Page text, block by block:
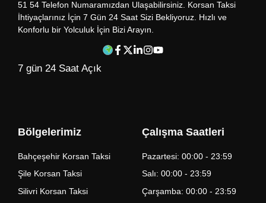
51 54 Telefon Numaramızdan Ulaşabilirsiniz. Korsan Taksi
İhtiyaçlarınız İçin 7 Gün 24 Saat Sizi Bekliyoruz. Hızlı ve
Konforlu bir Yolculuk İçin Bizi Arayın.
7 gün 24 Saat Açık
Bölgelerimiz
Bahçeşehir Korsan Taksi
Şile Korsan Taksi
Silivri Korsan Taksi
Çalışma Saatleri
Pazartesi: 00:00 - 23:59
Salı: 00:00 - 23:59
Çarşamba: 00:00 - 23:59